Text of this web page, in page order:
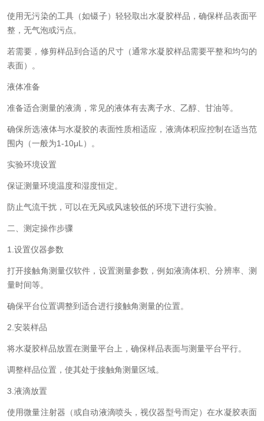
使用无污染的工具（如镊子）轻轻取出水凝胶样品，确保样品表面平
整，无气泡或污点。
若需要，修剪样品到合适的尺寸（通常水凝胶样品需要平整和均匀的
表面）。
液体准备
准备适合测量的液滴，常见的液体有去离子水、乙醇、甘油等。
确保所选液体与水凝胶的表面性质相适应，液滴体积应控制在适当范
围内（一般为1-10μL）。
实验环境设置
保证测量环境温度和湿度恒定。
防止气流干扰，可以在无风或风速较低的环境下进行实验。
二、测定操作步骤
1.设置仪器参数
打开接触角测量仪软件，设置测量参数，例如液滴体积、分辨率、测
量时间等。
确保平台位置调整到适合进行接触角测量的位置。
2.安装样品
将水凝胶样品放置在测量平台上，确保样品表面与测量平台平行。
调整样品位置，使其处于接触角测量区域。
3.液滴放置
使用微量注射器（或自动液滴喷头，视仪器型号而定）在水凝胶表面